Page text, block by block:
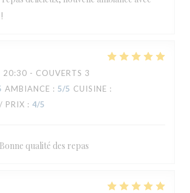
20:30 - COUVERTS 3
AMBIANCE : 5/5 CUISINE :
PRIX : 4/5
qualité des repas